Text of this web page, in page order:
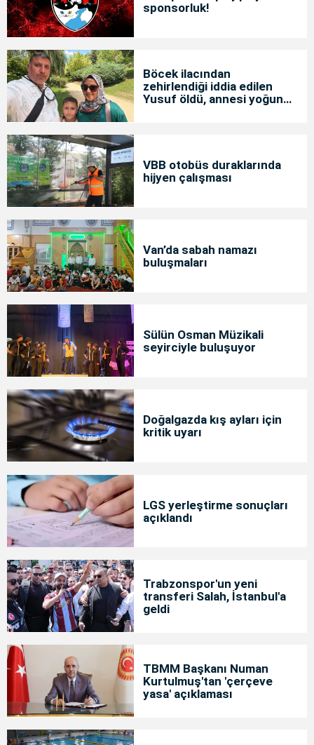
sponsorluk!
Böcek ilacından
zehirlendiği iddia edilen
Yusuf öldü, annesi yoğun
VBB otobüs duraklarında
hijyen çalışması
Van’da sabah namazı
buluşmaları
Sülün Osman Müzikali
seyirciyle buluşuyor
Doğalgazda kış ayları için
kritik uyarı
LGS yerleştirme sonuçları
açıklandı
Trabzonspor'un yeni
transferi Salah, İstanbul'a
geldi
TBMM Başkanı Numan
Kurtulmuş'tan 'çerçeve
yasa' açıklaması